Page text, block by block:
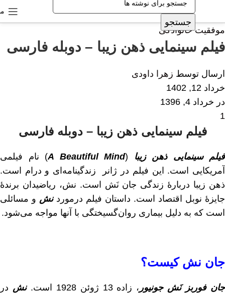
جستجو
موفقیت خانوادگی
فیلم سینمایی ذهن زیبا – دوبله فارسی
ارسال توسط زهرا داودی
خرداد 12, 1402
در خرداد 4, 1396
1
فیلم سینمایی ذهن زیبا – دوبله فارسی
فیلم سینمایی ذهن زیبا (
A Beautiful Mind) نام فیلمی
آمریکایی است. این فیلم در ژانر زندگینامه‌ای و درام است.
ذهن زیبا دربارهٔ زندگی جان نَش است. نش، ریاضیدان برندهٔ
جایزهٔ نوبل اقتصاد است. داستان فیلم درموردنش و مسائلی
است که به دلیل بیماری روان‌گسیختگی با آنها مواجه می‌شود.
جان نش کیست؟
جان فوربز نَش جونیور ، زاده 13 ژوئن 1928 است. نش در